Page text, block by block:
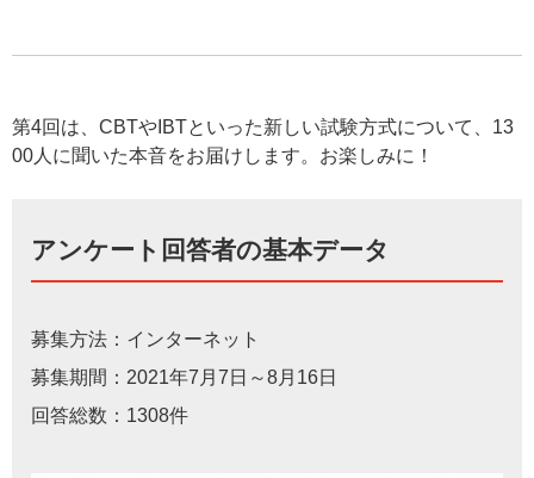
第4回は、CBTやIBTといった新しい試験方式について、13
00人に聞いた本音をお届けします。お楽しみに！
アンケート回答者の基本データ
募集方法：インターネット
募集期間：2021年7月7日～8月16日
回答総数：1308件